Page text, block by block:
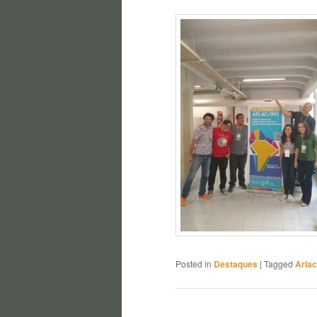
Posted in Destaques | Tagged Arlac